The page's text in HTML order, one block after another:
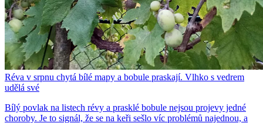
Réva v srpnu chytá bílé mapy a bobule praskají. Vlhko s vedrem
udělá své
Bílý povlak na listech révy a prasklé bobule nejsou projevy jedné
choroby. Je to signál, že se na keři sešlo víc problémů najednou, a